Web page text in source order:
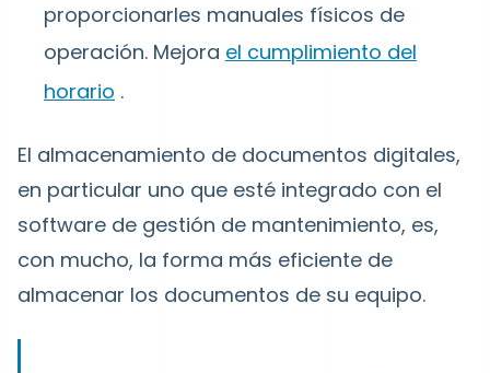
proporcionarles manuales físicos de
operación. Mejora el cumplimiento del
horario .
El almacenamiento de documentos digitales,
en particular uno que esté integrado con el
software de gestión de mantenimiento, es,
con mucho, la forma más eficiente de
almacenar los documentos de su equipo.